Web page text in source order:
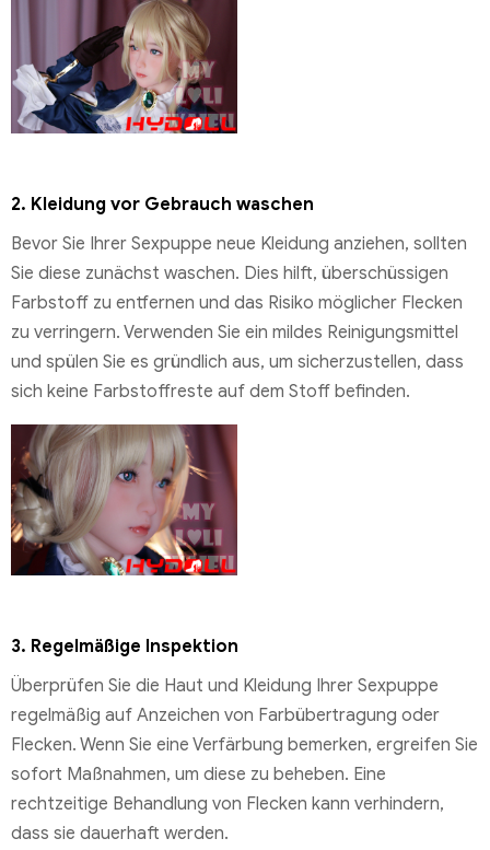
2. Kleidung vor Gebrauch waschen
Bevor Sie Ihrer Sexpuppe neue Kleidung anziehen, sollten
Sie diese zunächst waschen. Dies hilft, überschüssigen
Farbstoff zu entfernen und das Risiko möglicher Flecken
zu verringern. Verwenden Sie ein mildes Reinigungsmittel
und spülen Sie es gründlich aus, um sicherzustellen, dass
sich keine Farbstoffreste auf dem Stoff befinden.
3. Regelmäßige Inspektion
Überprüfen Sie die Haut und Kleidung Ihrer Sexpuppe
regelmäßig auf Anzeichen von Farbübertragung oder
Flecken. Wenn Sie eine Verfärbung bemerken, ergreifen Sie
sofort Maßnahmen, um diese zu beheben. Eine
rechtzeitige Behandlung von Flecken kann verhindern,
dass sie dauerhaft werden.